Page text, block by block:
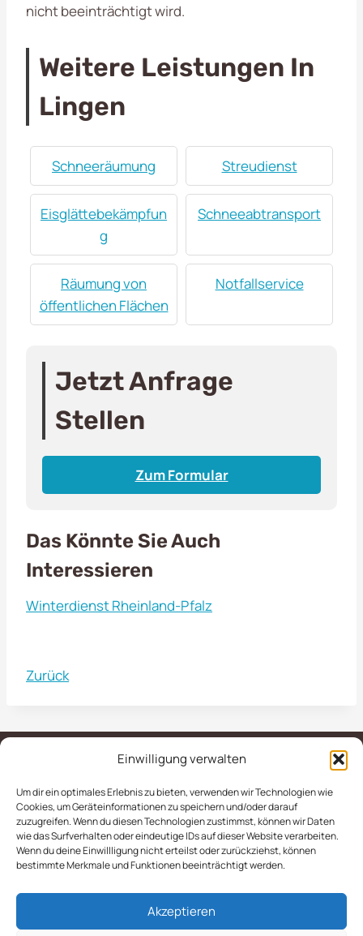
Einwilligung verwalten
Um dir ein optimales Erlebnis zu bieten, verwenden wir Technologien wie
Cookies, um Geräteinformationen zu speichern und/oder darauf
zuzugreifen. Wenn du diesen Technologien zustimmst, können wir Daten
wie das Surfverhalten oder eindeutige IDs auf dieser Website verarbeiten.
Wenn du deine Einwillligung nicht erteilst oder zurückziehst, können
bestimmte Merkmale und Funktionen beeinträchtigt werden.
Akzeptieren
nicht beeinträchtigt wird.
Weitere Leistungen In
Lingen
Schneeräumung Streudienst
Eisglättebekämpfun
g
Schneeabtransport
Räumung von
öffentlichen Flächen
Notfallservice
Jetzt Anfrage
Stellen
Zum Formular
Das Könnte Sie Auch
Interessieren
Winterdienst Rheinland-Pfalz
Zurück
IMPRESSUM
AGB
DATENSCHUTZERKLÄRUNG
COOKIE-RICHTLINIE (EU)